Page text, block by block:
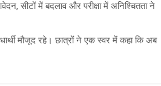
सीटों में बदलाव और परीक्षा में अनिश्चितता ने
मौजूद रहे। छात्रों ने एक स्वर में कहा कि अब